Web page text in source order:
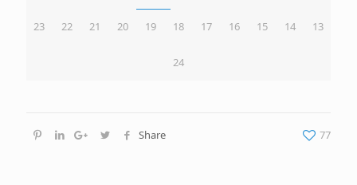
13
14
15
16
17
18
19
20
21
22
23
24
Share 77